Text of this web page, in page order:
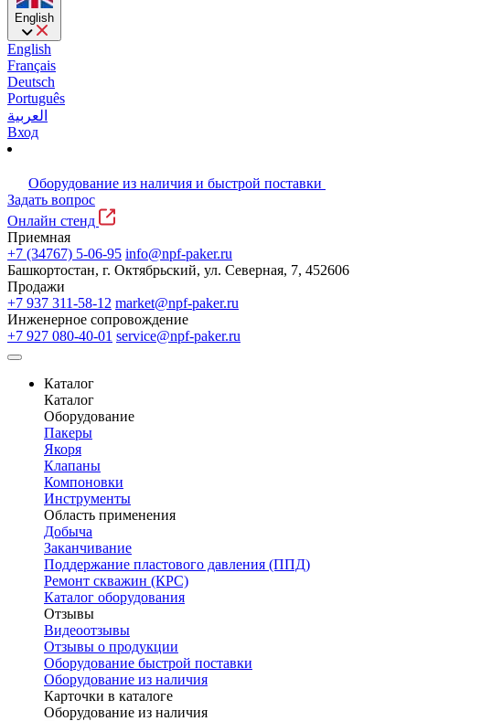
English
English
Français
Deutsch
Português
العربية
Вход
Оборудование из наличия и быстрой поставки
Задать вопрос
Онлайн стенд
Приемная
+7 (34767) 5-06-95 info@npf-paker.ru
Башкортостан, г. Октябрьский, ул. Северная, 7, 452606
Продажи
+7 937 311-58-12 market@npf-paker.ru
Инженерное сопровождение
+7 927 080-40-01 service@npf-paker.ru
Каталог
Каталог
Оборудование
Пакеры
Якоря
Клапаны
Компоновки
Инструменты
Область применения
Добыча
Заканчивание
Поддержание пластового давления (ППД)
Ремонт скважин (КРС)
Каталог оборудования
Отзывы
Видеоотзывы
Отзывы о продукции
Оборудование быстрой поставки
Оборудование из наличия
Карточки в каталоге
Оборудование из наличия